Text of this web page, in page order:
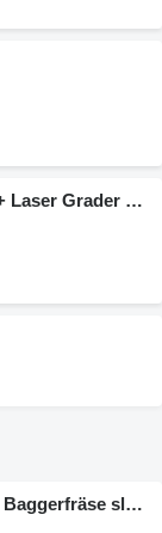
Bobcat T 770 HIFLOW + Laser Grader 108 (274 cm) | A/C
Bobcat LT405 Trencher Baggerfräse sleuvengraver